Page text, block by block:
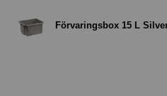
Förvaringsbox 15 L